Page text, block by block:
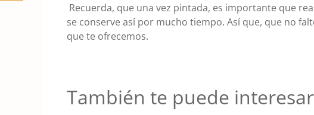
Recuerda, que una vez pintada, es importante que
se conserve así por mucho tiempo. Así que, que no
que te ofrecemos.
También te puede